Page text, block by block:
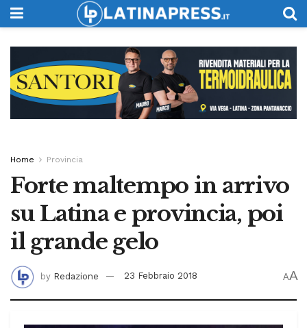
Home Provincia
Forte maltempo in arrivo
su Latina e provincia, poi
il grande gelo
by Redazione 23 Febbraio 2018 AA